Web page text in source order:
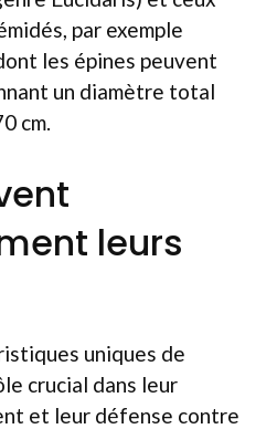
par exemple
les épines peuvent
un diamètre total
cm.
leurs
uniques de
crucial dans leur
et leur défense contre